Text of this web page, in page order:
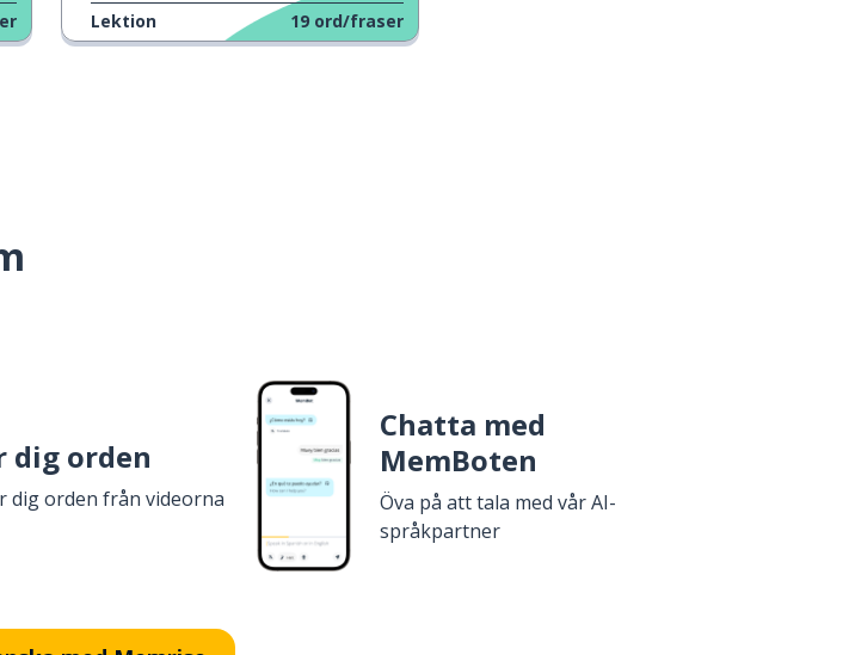
Lektion 19 ord/fraser
dig orden
dig orden från videorna
Chatta med
MemBoten
Öva på att tala med vår AI-
språkpartner